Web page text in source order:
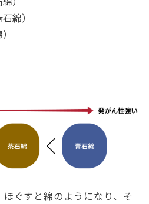
綿）
ぐすと綿のようになり、そ